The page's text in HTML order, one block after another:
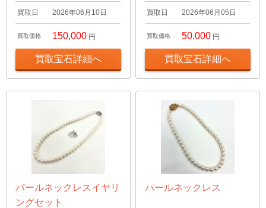
買取日 2026年06月10日
買取価格 150,000 円
買取宝石詳細へ
買取日 2026年06月05日
買取価格 50,000 円
買取宝石詳細へ
パールネックレスイヤリ
ングセット
パールネックレス